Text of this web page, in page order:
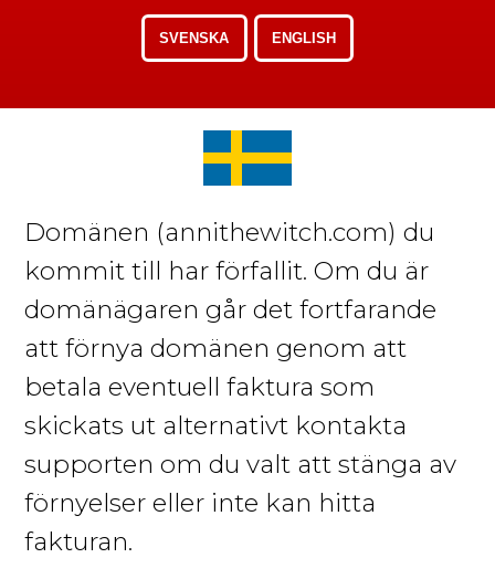
SVENSKA ENGLISH
Domänen (annithewitch.com)du
kommit till har förfallit. Om du är
domänägaren går det fortfarande
att förnya domänen genom att
betala eventuell faktura som
skickats ut alternativt kontakta
supporten om du valt att stänga av
förnyelser eller inte kan hitta
fakturan.